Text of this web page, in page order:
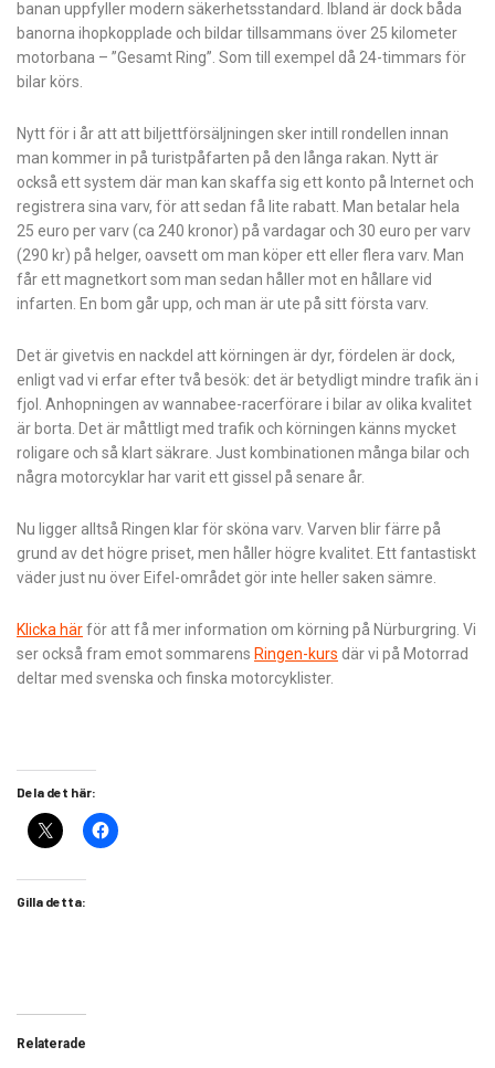
banan uppfyller modern säkerhetsstandard. Ibland är dock båda
banorna ihopkopplade och bildar tillsammans över 25 kilometer
motorbana – ”Gesamt Ring”. Som till exempel då 24-timmars för
bilar körs.
Nytt för i år att att biljettförsäljningen sker intill rondellen innan
man kommer in på turistpåfarten på den långa rakan. Nytt är
också ett system där man kan skaffa sig ett konto på Internet och
registrera sina varv, för att sedan få lite rabatt. Man betalar hela
25 euro per varv (ca 240 kronor) på vardagar och 30 euro per varv
(290 kr) på helger, oavsett om man köper ett eller flera varv. Man
får ett magnetkort som man sedan håller mot en hållare vid
infarten. En bom går upp, och man är ute på sitt första varv.
Det är givetvis en nackdel att körningen är dyr, fördelen är dock,
enligt vad vi erfar efter två besök: det är betydligt mindre trafik än i
fjol. Anhopningen av wannabee-racerförare i bilar av olika kvalitet
är borta. Det är måttligt med trafik och körningen känns mycket
roligare och så klart säkrare. Just kombinationen många bilar och
några motorcyklar har varit ett gissel på senare år.
Nu ligger alltså Ringen klar för sköna varv. Varven blir färre på
grund av det högre priset, men håller högre kvalitet. Ett fantastiskt
väder just nu över Eifel-området gör inte heller saken sämre.
Klicka härför att få mer information om körning på Nürburgring. Vi
ser också fram emot sommarens Ringen-kurs där vi på Motorrad
deltar med svenska och finska motorcyklister.
Dela det här:
Gilla detta:
Relaterade